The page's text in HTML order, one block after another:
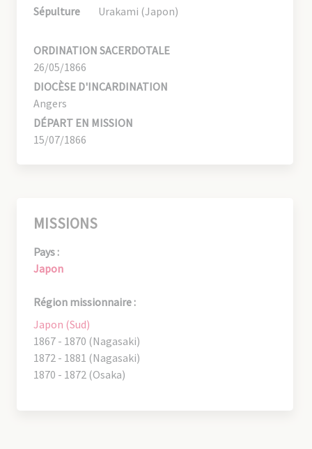
Sépulture
Urakami (Japon)
ORDINATION SACERDOTALE
26/05/1866
DIOCÈSE D'INCARDINATION
Angers
DÉPART EN MISSION
15/07/1866
MISSIONS
Pays :
Japon
Région missionnaire :
Japon (Sud)
1867 - 1870 (Nagasaki)
1872 - 1881 (Nagasaki)
1870 - 1872 (Osaka)